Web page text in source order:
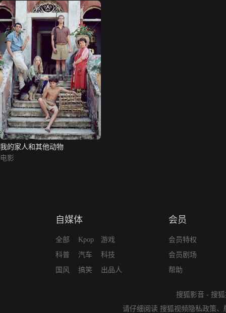
我的家人和其他动物
电影
自媒体
全部
科普
国风
Kpop
汽车
搞笑
游戏
科技
出品人
会员
会员特权
会员剧场
帮助
搜狐影音 - 搜
请仔细阅读 搜狐视频隐私政策、